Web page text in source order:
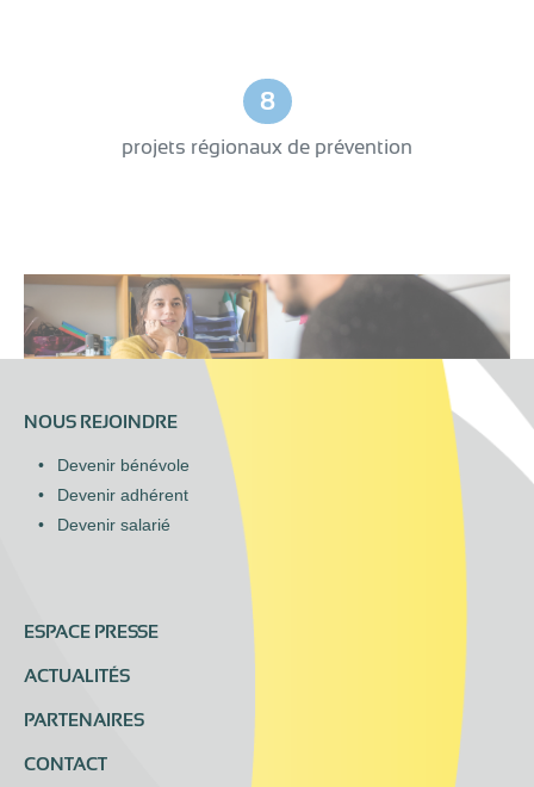
8
projets régionaux de prévention
NOUS REJOINDRE
Devenir bénévole
Devenir adhérent
Devenir salarié
ESPACE PRESSE
ACTUALITÉS
PARTENAIRES
CONTACT